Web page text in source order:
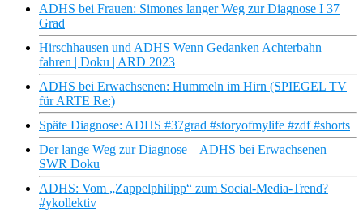
ADHS bei Frauen: Simones langer Weg zur Diagnose I 37
Grad
Hirschhausen und ADHS Wenn Gedanken Achterbahn
fahren | Doku | ARD 2023
ADHS bei Erwachsenen: Hummeln im Hirn (SPIEGEL TV
für ARTE Re:)
Späte Diagnose: ADHS #37grad #storyofmylife #zdf #shorts
Der lange Weg zur Diagnose – ADHS bei Erwachsenen |
SWR Doku
ADHS: Vom „Zappelphilipp“ zum Social-Media-Trend?
#ykollektiv